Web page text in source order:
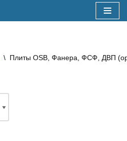
\ Плиты OSB, Фанера, ФСФ, ДВП